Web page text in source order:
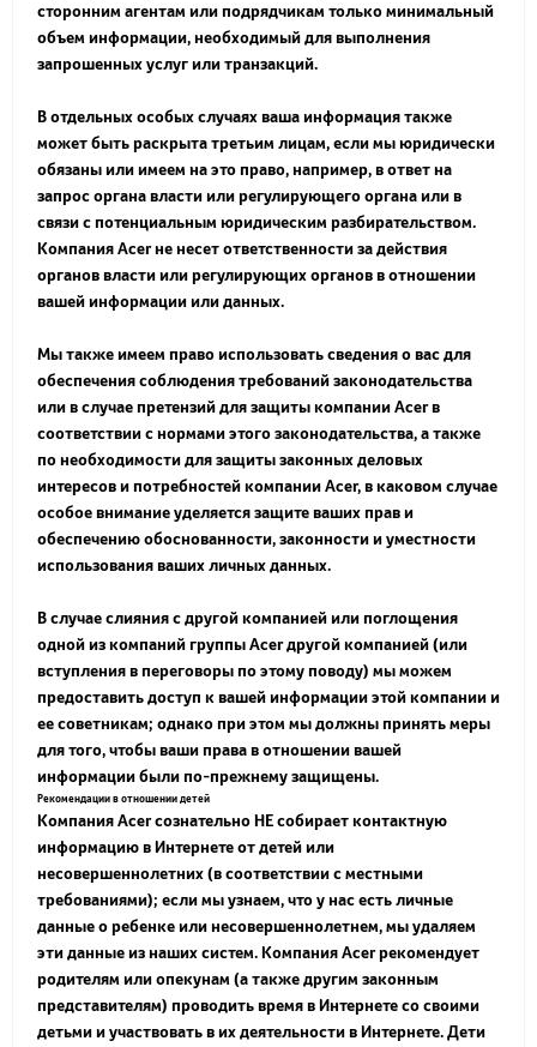
сторонним агентам или подрядчикам только минимальный
объем информации, необходимый для выполнения
запрошенных услуг или транзакций.
В отдельных особых случаях ваша информация также
может быть раскрыта третьим лицам, если мы юридически
обязаны или имеем на это право, например, в ответ на
запрос органа власти или регулирующего органа или в
связи с потенциальным юридическим разбирательством.
Компания Acer не несет ответственности за действия
органов власти или регулирующих органов в отношении
вашей информации или данных.
Мы также имеем право использовать сведения о вас для
обеспечения соблюдения требований законодательства
или в случае претензий для защиты компании Acer в
соответствии с нормами этого законодательства, а также
по необходимости для защиты законных деловых
интересов и потребностей компании Acer, в каковом случае
особое внимание уделяется защите ваших прав и
обеспечению обоснованности, законности и уместности
использования ваших личных данных.
В случае слияния с другой компанией или поглощения
одной из компаний группы Acer другой компанией (или
вступления в переговоры по этому поводу) мы можем
предоставить доступ к вашей информации этой компании и
ее советникам; однако при этом мы должны принять меры
для того, чтобы ваши права в отношении вашей
информации были по-прежнему защищены.
Рекомендации в отношении детей
Компания Acer сознательно НЕ собирает контактную
информацию в Интернете от детей или
несовершеннолетних (в соответствии с местными
требованиями); если мы узнаем, что у нас есть личные
данные о ребенке или несовершеннолетнем, мы удаляем
эти данные из наших систем. Компания Acer рекомендует
родителям или опекунам (а также другим законным
представителям) проводить время в Интернете со своими
детьми и участвовать в их деятельности в Интернете. Дети